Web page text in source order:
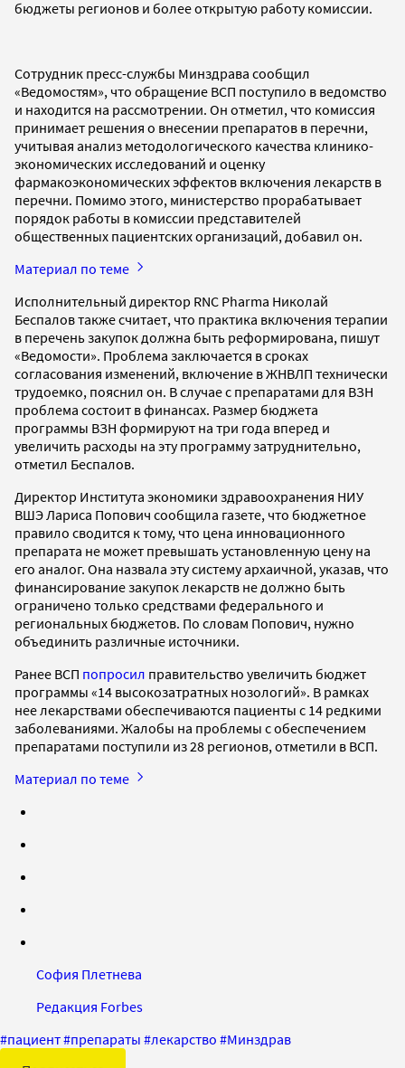
бюджеты регионов и более открытую работу комиссии.
Сотрудник пресс-службы Минздрава сообщил
«Ведомостям», что обращение ВСП поступило в ведомство
и находится на рассмотрении. Он отметил, что комиссия
принимает решения о внесении препаратов в перечни,
учитывая анализ методологического качества клинико-
экономических исследований и оценку
фармакоэкономических эффектов включения лекарств в
перечни. Помимо этого, министерство прорабатывает
порядок работы в комиссии представителей
общественных пациентских организаций, добавил он.
Материал по теме
Исполнительный директор RNC Pharma Николай
Беспалов также считает, что практика включения терапии
в перечень закупок должна быть реформирована, пишут
«Ведомости». Проблема заключается в сроках
согласования изменений, включение в ЖНВЛП технически
трудоемко, пояснил он. В случае с препаратами для ВЗН
проблема состоит в финансах. Размер бюджета
программы ВЗН формируют на три года вперед и
увеличить расходы на эту программу затруднительно,
отметил Беспалов.
Директор Института экономики здравоохранения НИУ
ВШЭ Лариса Попович сообщила газете, что бюджетное
правило сводится к тому, что цена инновационного
препарата не может превышать установленную цену на
его аналог. Она назвала эту систему архаичной, указав, что
финансирование закупок лекарств не должно быть
ограничено только средствами федерального и
региональных бюджетов. По словам Попович, нужно
объединить различные источники.
Ранее ВСП попросил правительство увеличить бюджет
программы «14 высокозатратных нозологий». В рамках
нее лекарствами обеспечиваются пациенты с 14 редкими
заболеваниями. Жалобы на проблемы с обеспечением
препаратами поступили из 28 регионов, отметили в ВСП.
Материал по теме
София Плетнева
Редакция Forbes
#пациент#препараты #лекарство #Минздрав